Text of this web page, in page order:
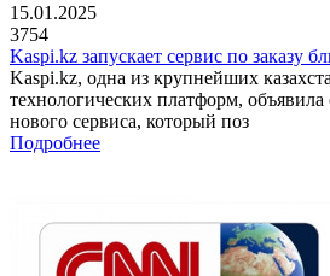
15.01.2025
3754
Kaspi.kz запускает сервис по заказу
Kaspi.kz, одна из крупнейших
технологических платформ, объявила
нового сервиса, который поз
Подробнее